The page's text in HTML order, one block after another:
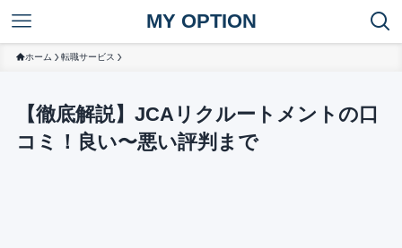
MY OPTION
ホーム 転職サービス
【徹底解説】JCAリクルートメントの口
コミ！良い〜悪い評判まで